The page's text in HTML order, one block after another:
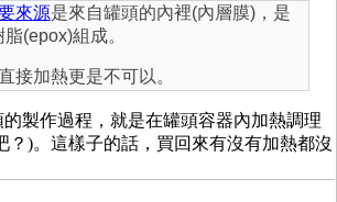
來源是來自罐頭的內裡(內層膜)，是
(epox)組成。
接加熱更是不可以。
製作過程，就是在罐頭容器內加熱調理
？)。這樣子的話，買回來有沒有加熱都沒